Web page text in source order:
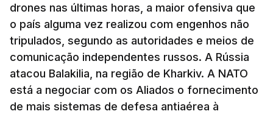
drones nas últimas horas, a maior ofensiva que
o país alguma vez realizou com engenhos não
tripulados, segundo as autoridades e meios de
comunicação independentes russos. A Rússia
atacou Balakilia, na região de Kharkiv. A NATO
está a negociar com os Aliados o fornecimento
de mais sistemas de defesa antiaérea à